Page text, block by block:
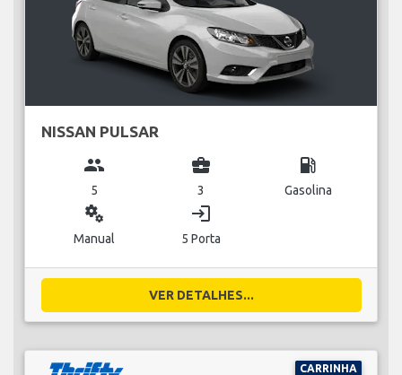
NISSAN PULSAR
group
5
business_center
3
local_gas_station
Gasolina
miscellaneous_services
Manual
login
5 Porta
VER DETALHES...
CARRINHA